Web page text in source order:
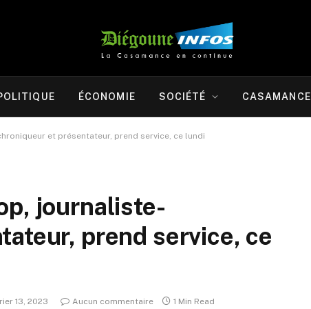
ÉCONOMIE SOCIÉTÉ CASAMANCE
et présentateur, prend service, ce lundi
journaliste-
prend service, ce
13, 2023 Aucun commentaire 1 Min Read